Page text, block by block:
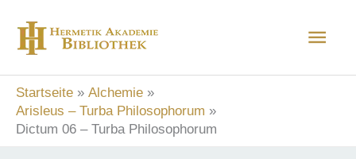
Inhalt
springen
Startseite
Alchemie
Arisleus – Turba Philosophorum
Dictum 06 – Turba Philosophorum